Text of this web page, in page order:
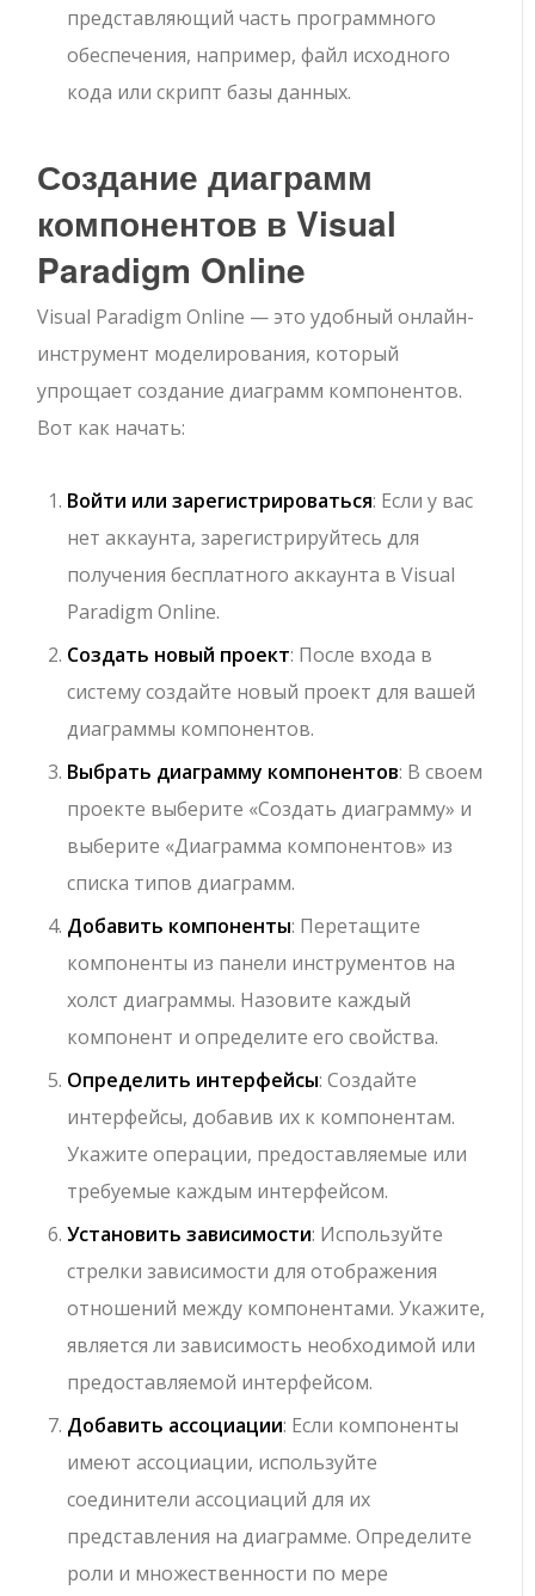
представляющий часть программного
обеспечения, например, файл исходного
кода или скрипт базы данных.
Создание диаграмм
компонентов в Visual
Paradigm Online
Visual Paradigm Online — это удобный онлайн-
инструмент моделирования, который
упрощает создание диаграмм компонентов.
Вот как начать:
Войти или зарегистрироваться: Если у вас
нет аккаунта, зарегистрируйтесь для
получения бесплатного аккаунта в Visual
Paradigm Online.
Создать новый проект: После входа в
систему создайте новый проект для вашей
диаграммы компонентов.
Выбрать диаграмму компонентов: В своем
проекте выберите «Создать диаграмму» и
выберите «Диаграмма компонентов» из
списка типов диаграмм.
Добавить компоненты: Перетащите
компоненты из панели инструментов на
холст диаграммы. Назовите каждый
компонент и определите его свойства.
Определить интерфейсы: Создайте
интерфейсы, добавив их к компонентам.
Укажите операции, предоставляемые или
требуемые каждым интерфейсом.
Установить зависимости: Используйте
стрелки зависимости для отображения
отношений между компонентами. Укажите,
является ли зависимость необходимой или
предоставляемой интерфейсом.
Добавить ассоциации: Если компоненты
имеют ассоциации, используйте
соединители ассоциаций для их
представления на диаграмме. Определите
роли и множественности по мере